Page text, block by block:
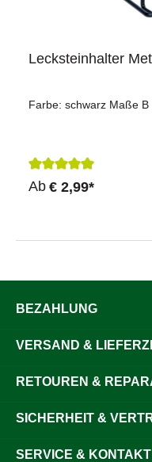
Lecksteinhalter
Farbe: schwarz Maße B
Durchschnittliche
Ab € 2,99*
BEZAHLUNG
VERSAND &
RETOUREN &
SICHERHEIT &
SERVICE & KONTAKT